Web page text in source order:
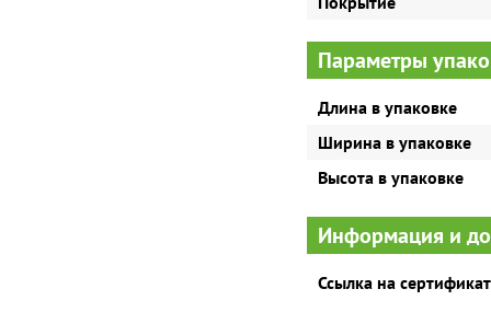
Параметры
Длина в упаковке
Ширина в упаковке
Высота в упаковке
Информация и
Ссылка на сертификат